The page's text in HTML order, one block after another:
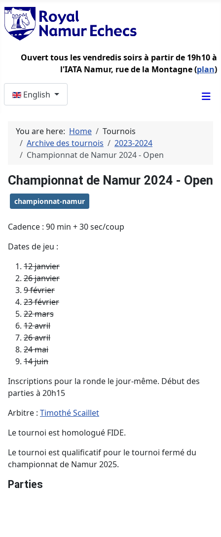
Ouvert tous les vendredis soirs à partir de 19h10 à
l'IATA Namur, rue de la Montagne (plan)
English
You are here: Home
Tournois
Archive des tournois
2023-2024
Championnat de Namur 2024 - Open
Championnat de Namur 2024 - Open
championnat-namur
Cadence : 90 min + 30 sec/coup
Dates de jeu :
12 janvier
26 janvier
9 février
23 février
22 mars
12 avril
26 avril
24 mai
14 juin
Inscriptions pour la ronde le jour-même. Début des
parties à 20h15
Arbitre : Timothé Scaillet
Le tournoi est homologué FIDE.
Le tournoi est qualificatif pour le tournoi fermé du
championnat de Namur 2025.
Parties